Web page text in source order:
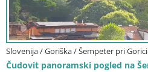
Slovenija / Goriška / Šempeter pri Gorici
Čudovit panoramski pogled na